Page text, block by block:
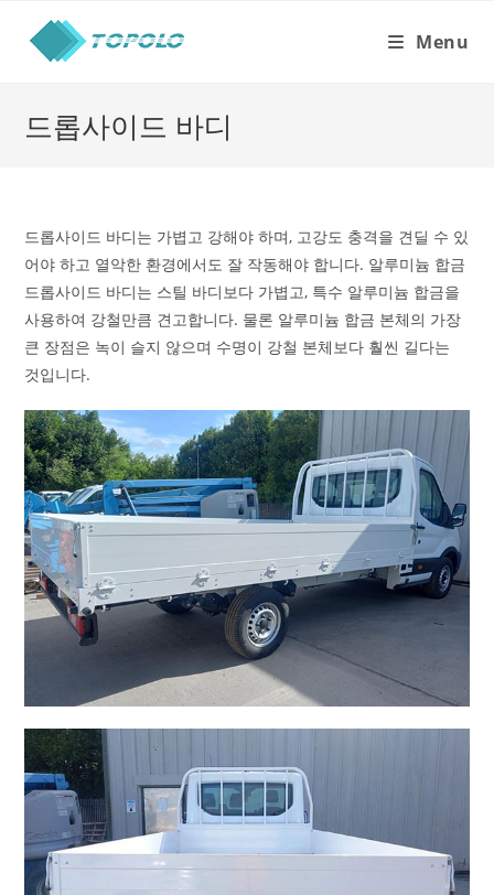
content
Menu
드롭사이드 바디
드롭사이드 바디는 가볍고 강해야 하며, 고강도 충격을 견딜 수 있
어야 하고 열악한 환경에서도 잘 작동해야 합니다. 알루미늄 합금
드롭사이드 바디는 스틸 바디보다 가볍고, 특수 알루미늄 합금을
사용하여 강철만큼 견고합니다. 물론 알루미늄 합금 본체의 가장
큰 장점은 녹이 슬지 않으며 수명이 강철 본체보다 훨씬 길다는
것입니다.